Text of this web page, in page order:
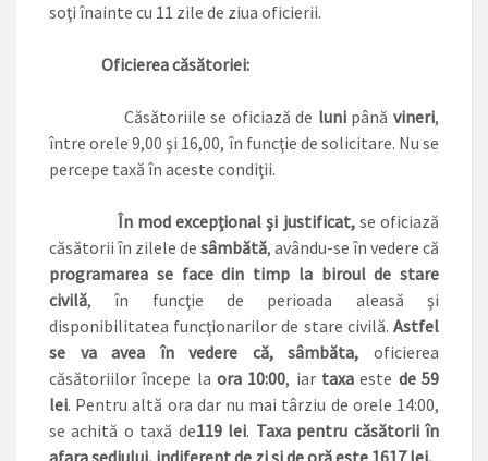
soţi înainte cu 11 zile de ziua oficierii.
Oficierea căsătoriei:
Căsătoriile se oficiază de lunipânăvineri,
între orele 9,00 şi 16,00, în funcţie de solicitare. Nu se
percepe taxă în aceste condiţii.
În mod excepţional şi justificat, se oficiază
căsătorii în zilele de sâmbătă, avându-se în vedere că
programarea se face din timp la biroul de stare
civilă, în funcţie de perioada aleasă şi
disponibilitatea funcţionarilor de stare civilă. Astfel
se va avea în vedere că, sâmbăta, oficierea
căsătoriilor începe la ora 10:00, iar taxa este de 59
lei. Pentru altă ora dar nu mai târziu de orele 14:00,
se achită o taxă de119 lei. Taxa pentru căsătorii în
afara sediului, indiferent de zi și de oră este 1617 lei.